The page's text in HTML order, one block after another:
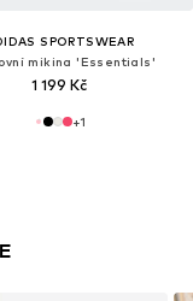
SPORTSWEAR
mikina 'Essentials'
1 199 Kč
+1